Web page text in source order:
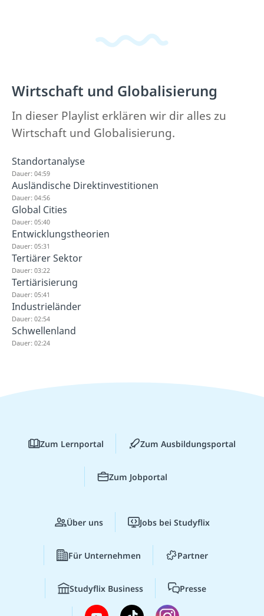
Wirtschaft und Globalisierung
In dieser Playlist erklären wir dir alles zu
Wirtschaft und Globalisierung.
Standortanalyse
Dauer: 04:59
Ausländische Direktinvestitionen
Dauer: 04:56
Global Cities
Dauer: 05:40
Entwicklungstheorien
Dauer: 05:31
Tertiärer Sektor
Dauer: 03:22
Tertiärisierung
Dauer: 05:41
Industrieländer
Dauer: 02:54
Schwellenland
Dauer: 02:24
Zum Lernportal Zum Ausbildungsportal
Zum Jobportal
Über uns Jobs bei Studyflix
Für Unternehmen Partner
Studyflix Business Presse